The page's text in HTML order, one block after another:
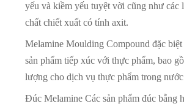
yếu và kiềm yếu tuyệt vời cũng như các
chất chiết xuất có tính axit.
Melamine Moulding Compound đặc
sản phẩm tiếp xúc với thực phẩm, bao
lượng cho dịch vụ thực phẩm trong
Đúc Melamine Các sản phẩm đúc bằng